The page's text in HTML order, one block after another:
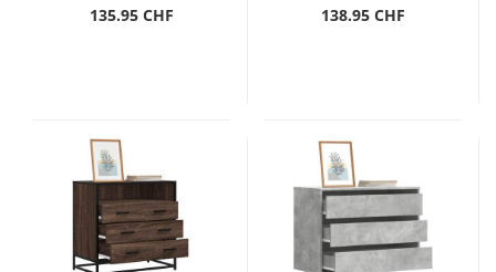
135.95 CHF
138.95 CHF